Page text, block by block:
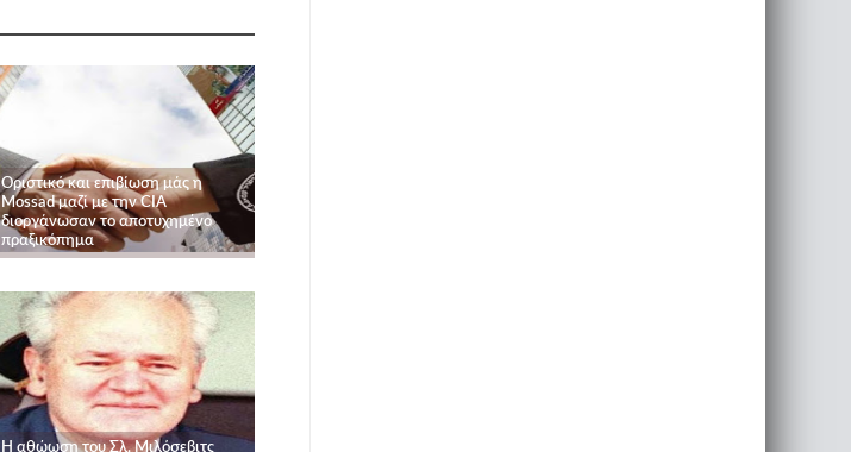
Οριστικό και επιβίωση μάς η
Mossad μαζί με την CIA
διοργάνωσαν το αποτυχημένο
πραξικόπημα
Η αθώωση του Σλ. Μιλόσεβιτς